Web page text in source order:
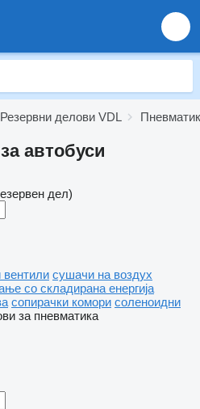
Резервни делови VDL
автобуси
дел)
вентили сушачи на воздух
со складирана енергија
сопирачки комори соленоидни
за пневматика